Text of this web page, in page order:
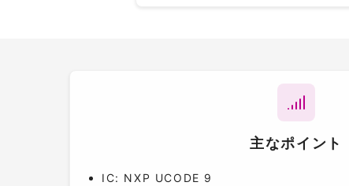
主なポイント
IC: NXP UCODE 9